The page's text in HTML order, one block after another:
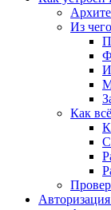
Из
Как